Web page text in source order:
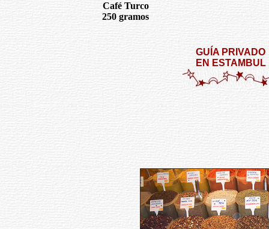
Café Turco
250 gramos
GUÍA PRIVADO
EN ESTAMBUL